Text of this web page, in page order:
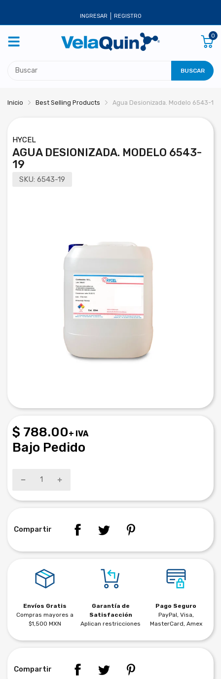
INGRESAR REGISTRO
0
BUSCAR
Inicio Best Selling Products Agua Desionizada. Modelo 6543-19
HYCEL
AGUA DESIONIZADA. MODELO 6543-
19
SKU: 6543-19
$ 788.00+ IVA
Bajo Pedido
Compartir
Envíos Gratis
Compras mayores a
$1,500 MXN
Garantía de
Satisfacción
Aplican restricciones
Pago Seguro
PayPal, Visa,
MasterCard, Amex
Compartir